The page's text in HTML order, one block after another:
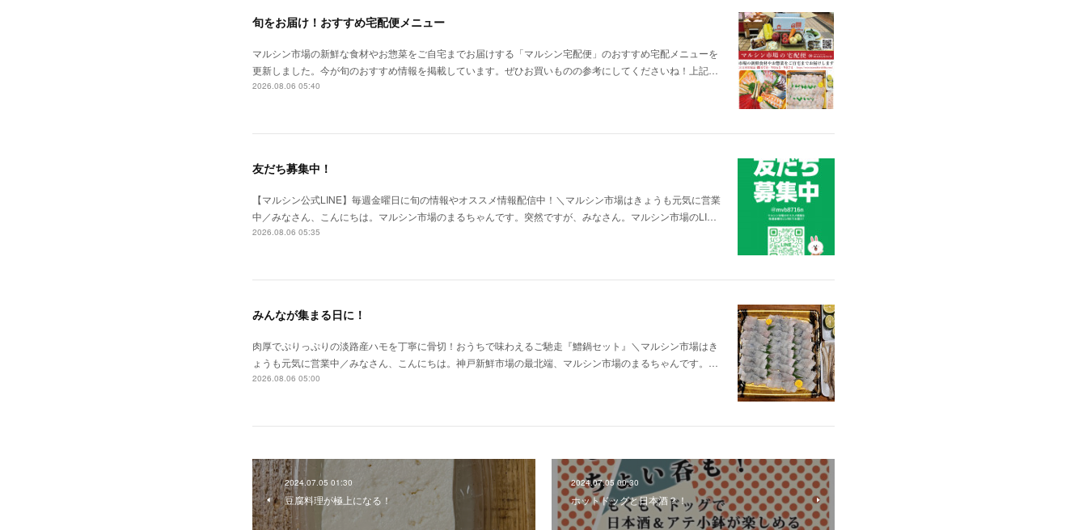
旬をお届け！おすすめ宅配便メニュー
マルシン市場の新鮮な食材やお惣菜をご自宅までお届けする「マルシン宅配便」のおすすめ宅配メニューを
更新しました。今が旬のおすすめ情報を掲載しています。ぜひお買いものの参考にしてくださいね！上記…
2026.08.06 05:40
友だち募集中！
【マルシン公式LINE】毎週金曜日に旬の情報やオススメ情報配信中！＼マルシン市場はきょうも元気に営業
中／みなさん、こんにちは。マルシン市場のまるちゃんです。突然ですが、みなさん。マルシン市場のLI…
2026.08.06 05:35
みんなが集まる日に！
肉厚でぷりっぷりの淡路産ハモを丁寧に骨切！おうちで味わえるご馳走『鱧鍋セット』＼マルシン市場はき
ょうも元気に営業中／みなさん、こんにちは。神戸新鮮市場の最北端、マルシン市場のまるちゃんです。…
2026.08.06 05:00
2024.07.05 01:30
豆腐料理が極上になる！
2024.07.05 00:30
ホットドッグと日本酒？！